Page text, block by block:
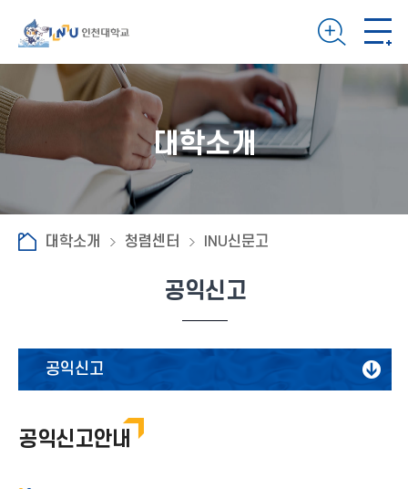
대학소개
대학소개 청렴센터 INU신문고
공익신고
공익신고
공익신고안내